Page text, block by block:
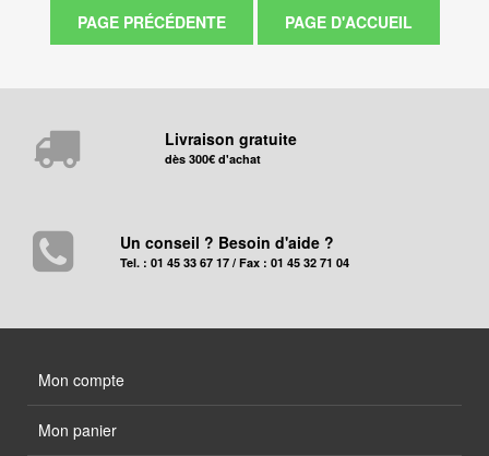
Livraison gratuite
dès 300€ d'achat
Un conseil ? Besoin d'aide ?
Tel. : 01 45 33 67 17 / Fax : 01 45 32 71 04
Mon compte
Mon panier